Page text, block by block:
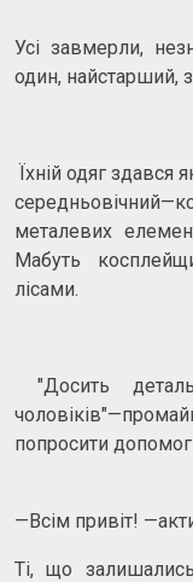
Усі завмерли,
один, найстарший,
Їхній одяг
металевих
Мабуть
лісами.
"Досить
попросити
—Всім привіт!
Ті, що